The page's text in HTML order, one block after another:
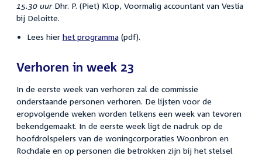
15.30 uurDhr. P. (Piet) Klop, Voormalig accountant van Vestia
bij Deloitte.
Lees hier het programma(pdf).
Verhoren in week 23
In de eerste week van verhoren zal de commissie
onderstaande personen verhoren. De lijsten voor de
eropvolgende weken worden telkens een week van tevoren
bekendgemaakt. In de eerste week ligt de nadruk op de
hoofdrolspelers van de woningcorporaties Woonbron en
Rochdale en op personen die betrokken zijn bij het stelsel